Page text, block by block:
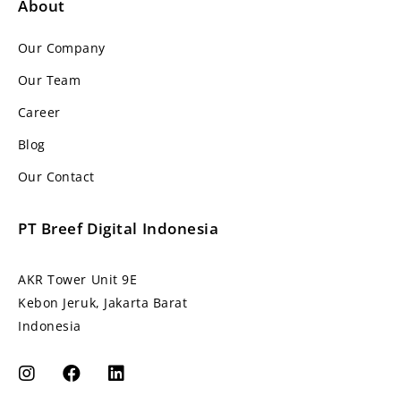
About
Our Company
Our Team
Career
Blog
Our Contact
PT Breef Digital Indonesia
AKR Tower Unit 9E
Kebon Jeruk, Jakarta Barat
Indonesia